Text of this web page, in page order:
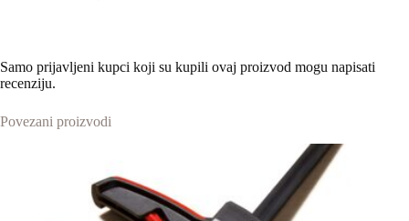
Samo prijavljeni kupci koji su kupili ovaj proizvod mogu napisati
recenziju.
Povezani proizvodi